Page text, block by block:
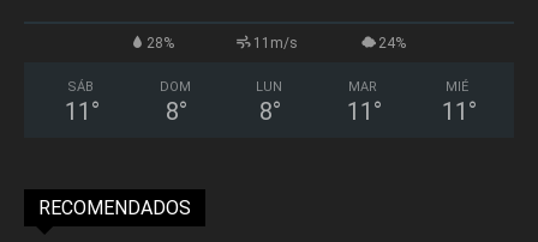
28% 11m/s 24%
SÁB
11 °
DOM
8°
LUN
8°
MAR
11 °
MIÉ
11 °
RECOMENDADOS